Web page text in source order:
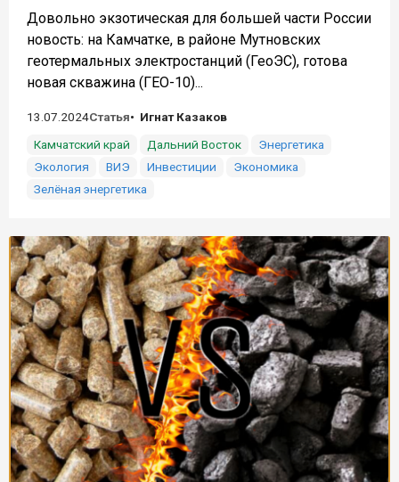
Довольно экзотическая для большей части России
новость: на Камчатке, в районе Мутновских
геотермальных электростанций (ГеоЭС), готова
новая скважина (ГЕО-10)...
13.07.2024Статья
Игнат Казаков
Камчатский край
Дальний Восток
Энергетика
Экология
ВИЭ Инвестиции
Экономика
Зелёная энергетика